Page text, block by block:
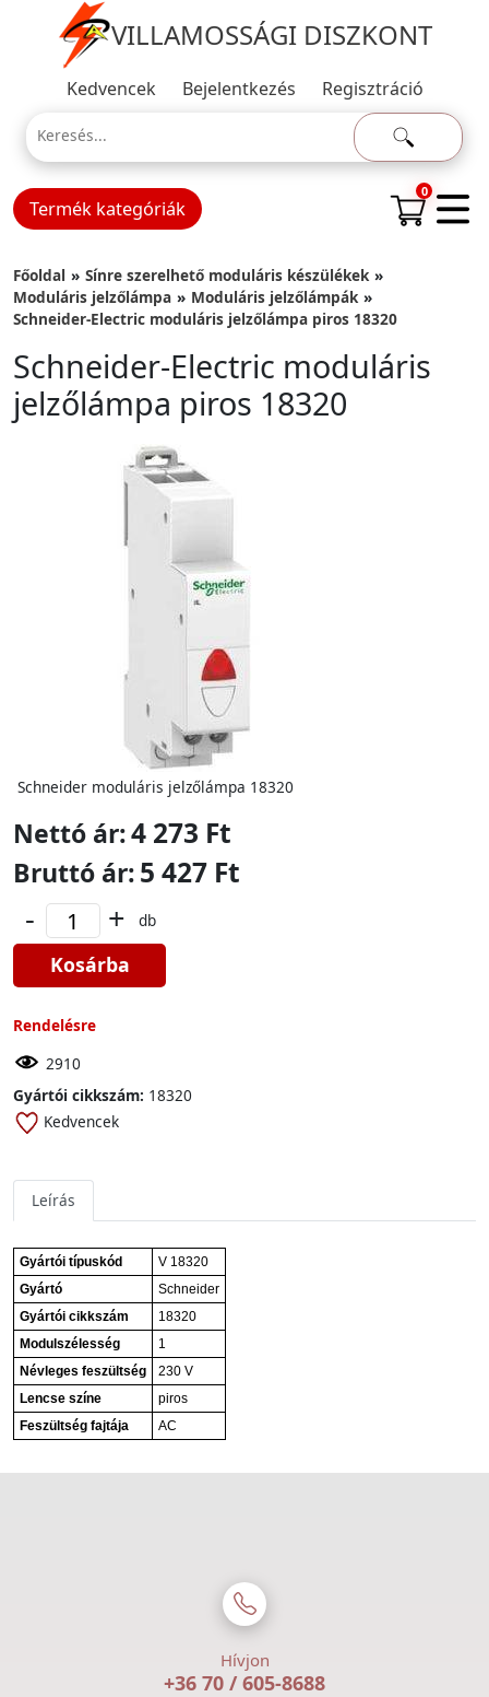
VILLAMOSSÁGI DISZKONT
Kedvencek Bejelentkezés Regisztráció
Termék kategóriák
0
Főoldal
Sínre szerelhető moduláris készülékek
Moduláris jelzőlámpa
Moduláris jelzőlámpák
Schneider-Electric moduláris jelzőlámpa piros 18320
Schneider-Electric moduláris
jelzőlámpa piros 18320
Schneider moduláris jelzőlámpa 18320
Nettó ár:4 273 Ft
Bruttó ár:5 427 Ft
- + db
Kosárba
Rendelésre
2910
Gyártói cikkszám: 18320
Kedvencek
Leírás
Gyártói típuskód
V 18320
Gyártó
Schneider
Gyártói cikkszám
18320
Modulszélesség
1
Névleges feszültség
230 V
Lencse színe
piros
Feszültség fajtája
AC
Hívjon
+36 70 / 605-8688